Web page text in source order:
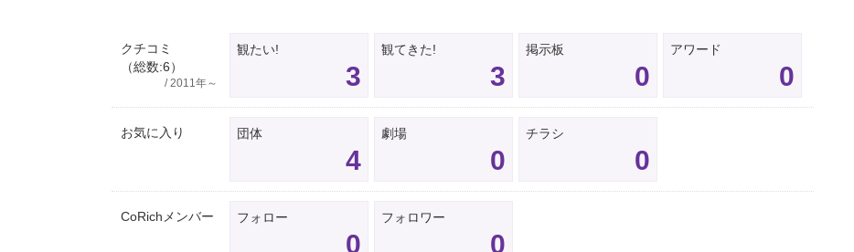
クチコミ
（総数:6）
/ 2011年～
観たい!
3
観てきた!
3
掲示板
0
アワード
0
お気に入り 団体
4
劇場
0
チラシ
0
CoRichメンバー フォロー
0
フォロワー
0